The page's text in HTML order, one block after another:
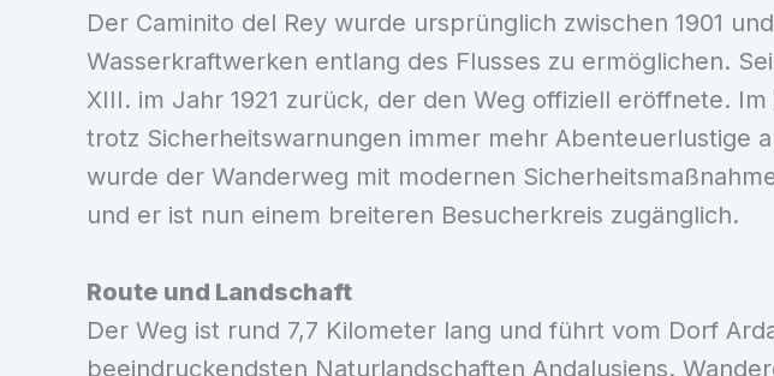
Der Caminito del Rey wurde ursprünglich zwischen 1901
Wasserkraftwerken entlang des Flusses zu ermöglichen.
XIII. im Jahr 1921 zurück, der den Weg offiziell eröffnete.
trotz Sicherheitswarnungen immer mehr Abenteuerlustige
wurde der Wanderweg mit modernen
und er ist nun einem breiteren Besucherkreis zugänglich.
Route und Landschaft
Der Weg ist rund 7,7 Kilometer lang und führt vom Dorf
beeindruckendsten Naturlandschaften Andalusiens.